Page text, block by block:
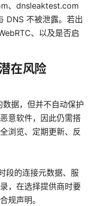
、dnsleaktest.com
DNS 不被泄露。若出
、以及是否启
在风险
据，但并不自动保护
意软件，因此仍需搭
浏览、定期更新、反
段的连接元数据、服
，在选择提供商时要
规声明。